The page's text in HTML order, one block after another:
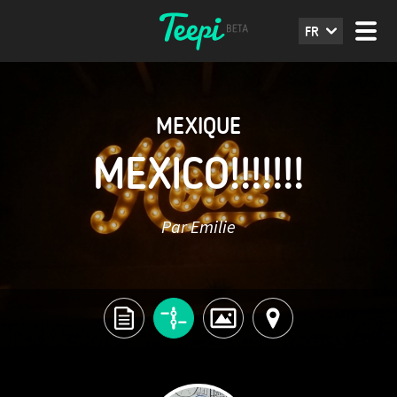
FR
MEXIQUE
MEXICO!!!!!!!
Par Emilie